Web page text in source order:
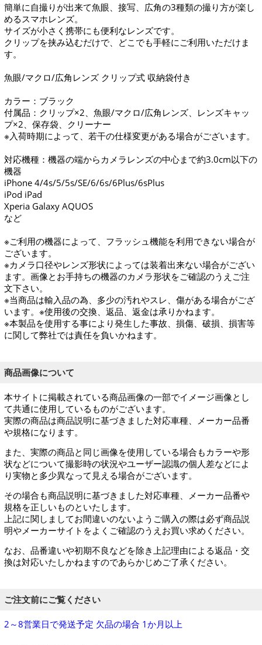
簡単に自撮りが出来て魚眼、接写、広角の3種類の撮り方が楽し
めるスマホレンズ。
サイズが小さく携帯にも便利なレンズです。
クリップを挟み込むだけで、どこでも手軽にご利用いただけま
す。
魚眼/マクロ/広角レンズ クリップ式 収納袋付き
カラー：ブラック
付属品：クリップ×2、魚眼/マクロ/広角レンズ、レンズキャッ
プ×2、保存袋、クリーナー
※入荷時期によって、若干の仕様変更がある場合がございます。
対応機種：機器の端からカメラレンズの中心まで約3.0cm以下の
機器
iPhone 4/4s/5/5s/SE/6/6s/6Plus/6sPlus
iPod iPad
Xperia Galaxy AQUOS
など
※ご利用の機器によって、フラッシュ機能を利用できない場合が
ございます。
※カメラ口径やレンズ形状によっては装着出来ない場合がござい
ます。画像とお手持ちの機器のカメラ形状をご確認のうえご注
文下さい。
※当商品は輸入品の為、多少の汚れやスレ、傷がある場合がござ
います。※使用後の交換、返品、返金は承りかねます。
※本製品を使用する事により発生した事故、損傷、破損、損害等
に関して弊社では責任を負いかねます。
商品画像について
本サイトに掲載されている商品画像の一部でイメージ画像とし
て共通に使用しているものがございます。
実際の商品は商品説明に基づきました対応車種、メーカー品番
や規格になります。
また、実際の商品と同じ画像を使用している場合もカラーや形
状などについて撮影時の状況やユーザー認識の個人差などによ
り実物と多少異なって見える場合がございます。
その場合も商品説明に基づきました対応車種、メーカー品番や
規格を正しいものといたします。
上記に関しましてお間違いのないようご購入の際は必ず商品説
明やメーカーサイトをよくご確認のうえお買い求めください。
なお、品番違いや初期不良などを除き上記理由による返品・交
換は対応いたしかねますのであらかじめご了承ください。
ご注文前にご覧ください
2～8営業日で発送予定 欠品の場合 1か月以上